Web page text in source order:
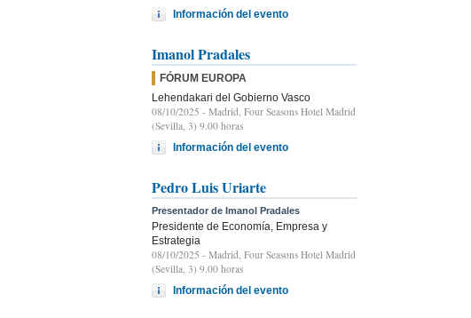
Información del evento
Imanol Pradales
FÓRUM EUROPA
Lehendakari del Gobierno Vasco
08/10/2025 - Madrid, Four Seasons Hotel Madrid
(Sevilla, 3) 9.00 horas
Información del evento
Pedro Luis Uriarte
Presentador de Imanol Pradales
Presidente de Economía, Empresa y
Estrategia
08/10/2025 - Madrid, Four Seasons Hotel Madrid
(Sevilla, 3) 9.00 horas
Información del evento